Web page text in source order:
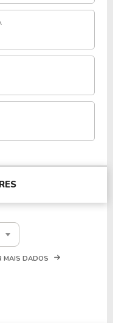
MAIS DADOS